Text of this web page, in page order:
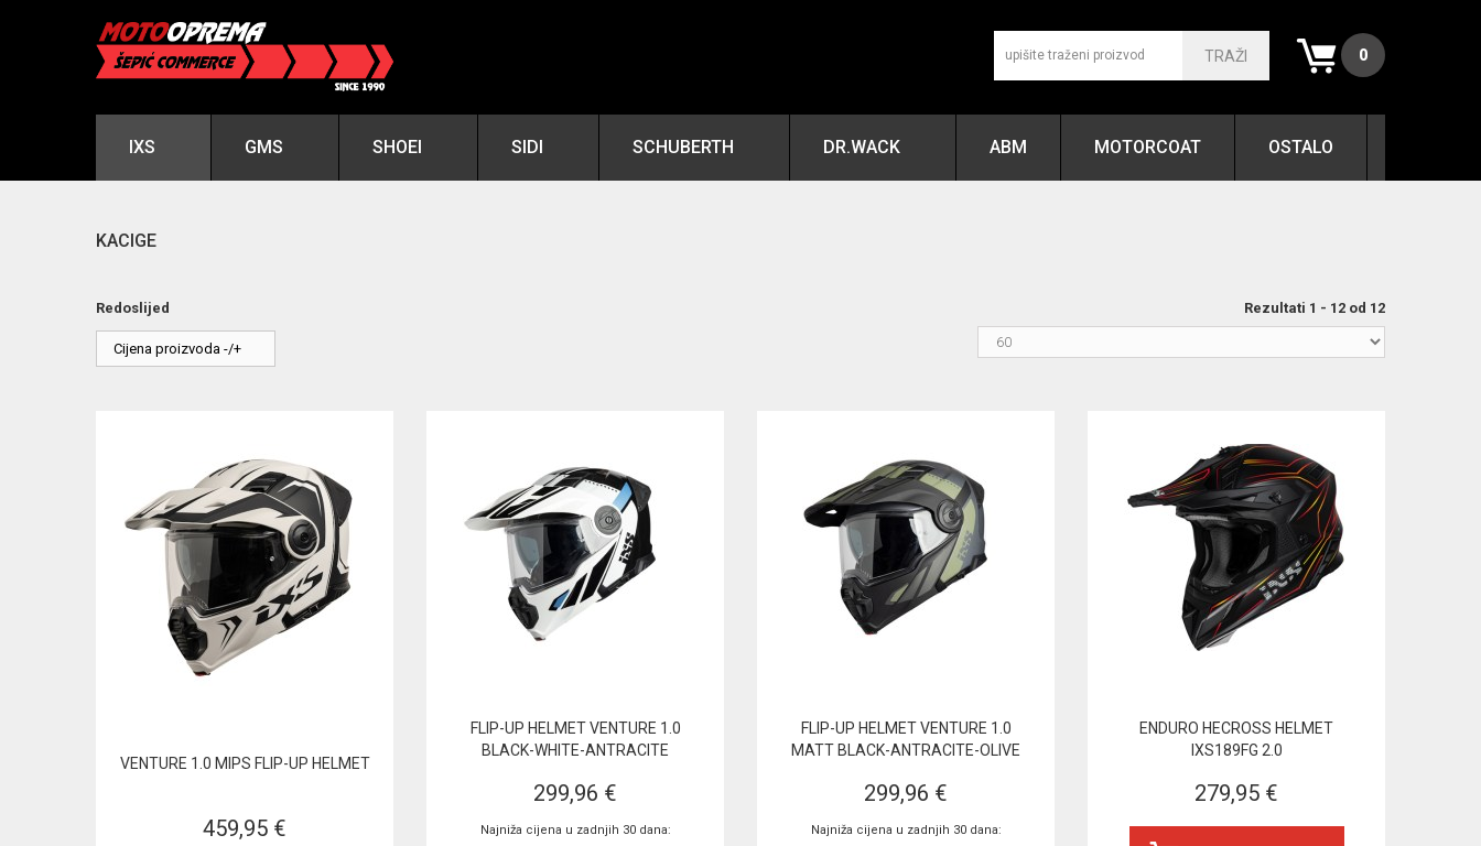
0
TRAŽI
IXS GMS SHOEI SIDI SCHUBERTH DR.WACK ABM MOTORCOAT OSTALO
KACIGE
Redoslijed
Cijena proizvoda -/+
Rezultati 1 - 12 od 12
VENTURE 1.0 MIPS FLIP-UP HELMET
459,95 €
FLIP-UP HELMET VENTURE 1.0
BLACK-WHITE-ANTRACITE
299,96 €
Najniža cijena u zadnjih 30 dana:
FLIP-UP HELMET VENTURE 1.0
MATT BLACK-ANTRACITE-OLIVE
299,96 €
Najniža cijena u zadnjih 30 dana:
ENDURO HECROSS HELMET
IXS189FG 2.0
279,95 €